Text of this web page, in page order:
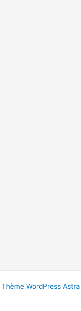
Thème WordPress Astra